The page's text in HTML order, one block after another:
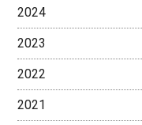
2024
2023
2022
2021